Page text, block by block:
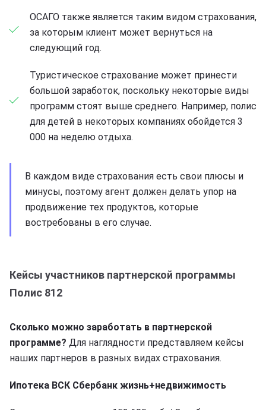
ОСАГО также является таким видом страхования,
за которым клиент может вернуться на
следующий год.
Туристическое страхование может принести
большой заработок, поскольку некоторые виды
программ стоят выше среднего. Например, полис
для детей в некоторых компаниях обойдется 3
000 на неделю отдыха.
В каждом виде страхования есть свои плюсы и
минусы, поэтому агент должен делать упор на
продвижение тех продуктов, которые
востребованы в его случае.
Кейсы участников партнерской программы
Полис 812
Сколько можно заработать в партнерской
программе? Для наглядности представляем кейсы
наших партнеров в разных видах страхования.
Ипотека ВСК Сбербанк жизнь+недвижимость